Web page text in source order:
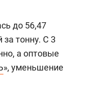
до 56,47
тонну. С 3
а оптовые
», уменьшение
Рекомендуем
Салих хазрат